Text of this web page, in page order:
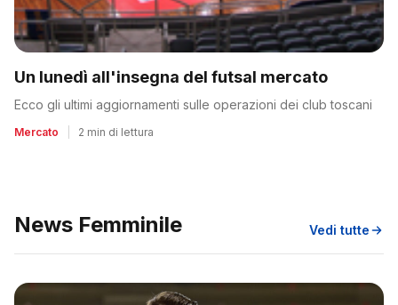
Un lunedì all'insegna del futsal mercato
Ecco gli ultimi aggiornamenti sulle operazioni dei club toscani
Mercato 2 min di lettura
News Femminile Vedi tutte